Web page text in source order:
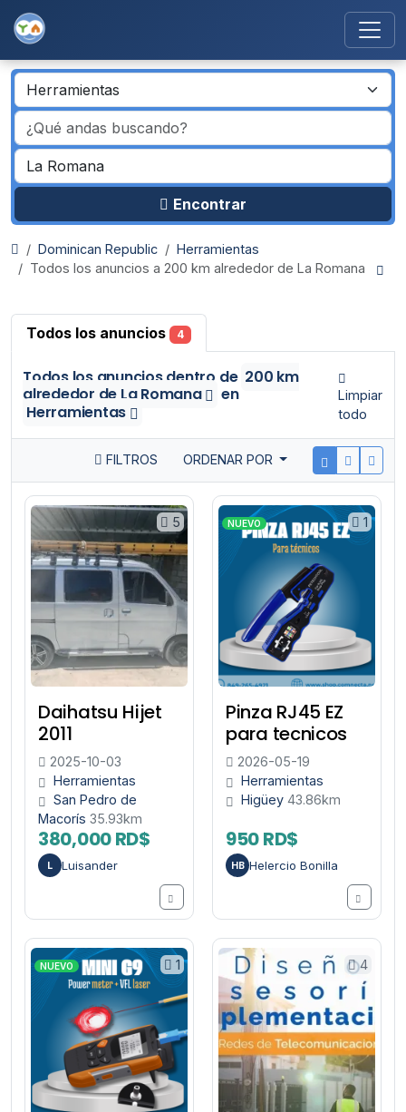
Encontrar
Dominican Republic
Herramientas
Todos los anuncios a 200 km alrededor de La Romana
Todos los anuncios 4
Todos los anunciosdentro de 200 km
alrededor de La Romana
en
Herramientas
Limpiar
todo
FILTROS ORDENAR POR
5
Daihatsu Hijet
2011
2025-10-03
Herramientas
San Pedro de
Macorís 35.93km
380,000 RD$
L Luisander
1
NUEVO
Pinza RJ45 EZ
para tecnicos
2026-05-19
Herramientas
Higüey 43.86km
950 RD$
HB Helercio Bonilla
1
NUEVO 4